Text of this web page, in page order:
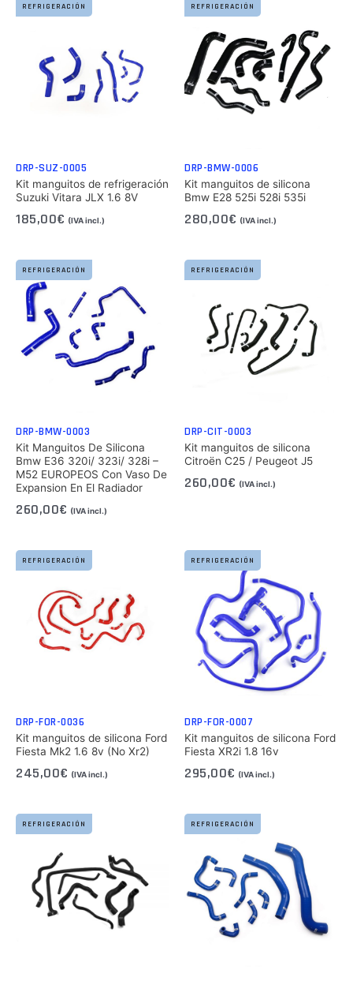
REFRIGERACIÓN
DRP-SUZ-0005
Kit manguitos de refrigeración
Suzuki Vitara JLX 1.6 8V
185,00€ (IVA incl.)
REFRIGERACIÓN
DRP-BMW-0006
Kit manguitos de silicona
Bmw E28 525i 528i 535i
280,00€ (IVA incl.)
REFRIGERACIÓN
DRP-BMW-0003
Kit Manguitos De Silicona
Bmw E36 320i/ 323i/ 328i –
M52 EUROPEOS Con Vaso De
Expansion En El Radiador
260,00€ (IVA incl.)
REFRIGERACIÓN
DRP-CIT-0003
Kit manguitos de silicona
Citroën C25 / Peugeot J5
260,00€ (IVA incl.)
REFRIGERACIÓN
DRP-FOR-0036
Kit manguitos de silicona Ford
Fiesta Mk2 1.6 8v (No Xr2)
245,00€ (IVA incl.)
REFRIGERACIÓN
DRP-FOR-0007
Kit manguitos de silicona Ford
Fiesta XR2i 1.8 16v
295,00€ (IVA incl.)
REFRIGERACIÓN REFRIGERACIÓN